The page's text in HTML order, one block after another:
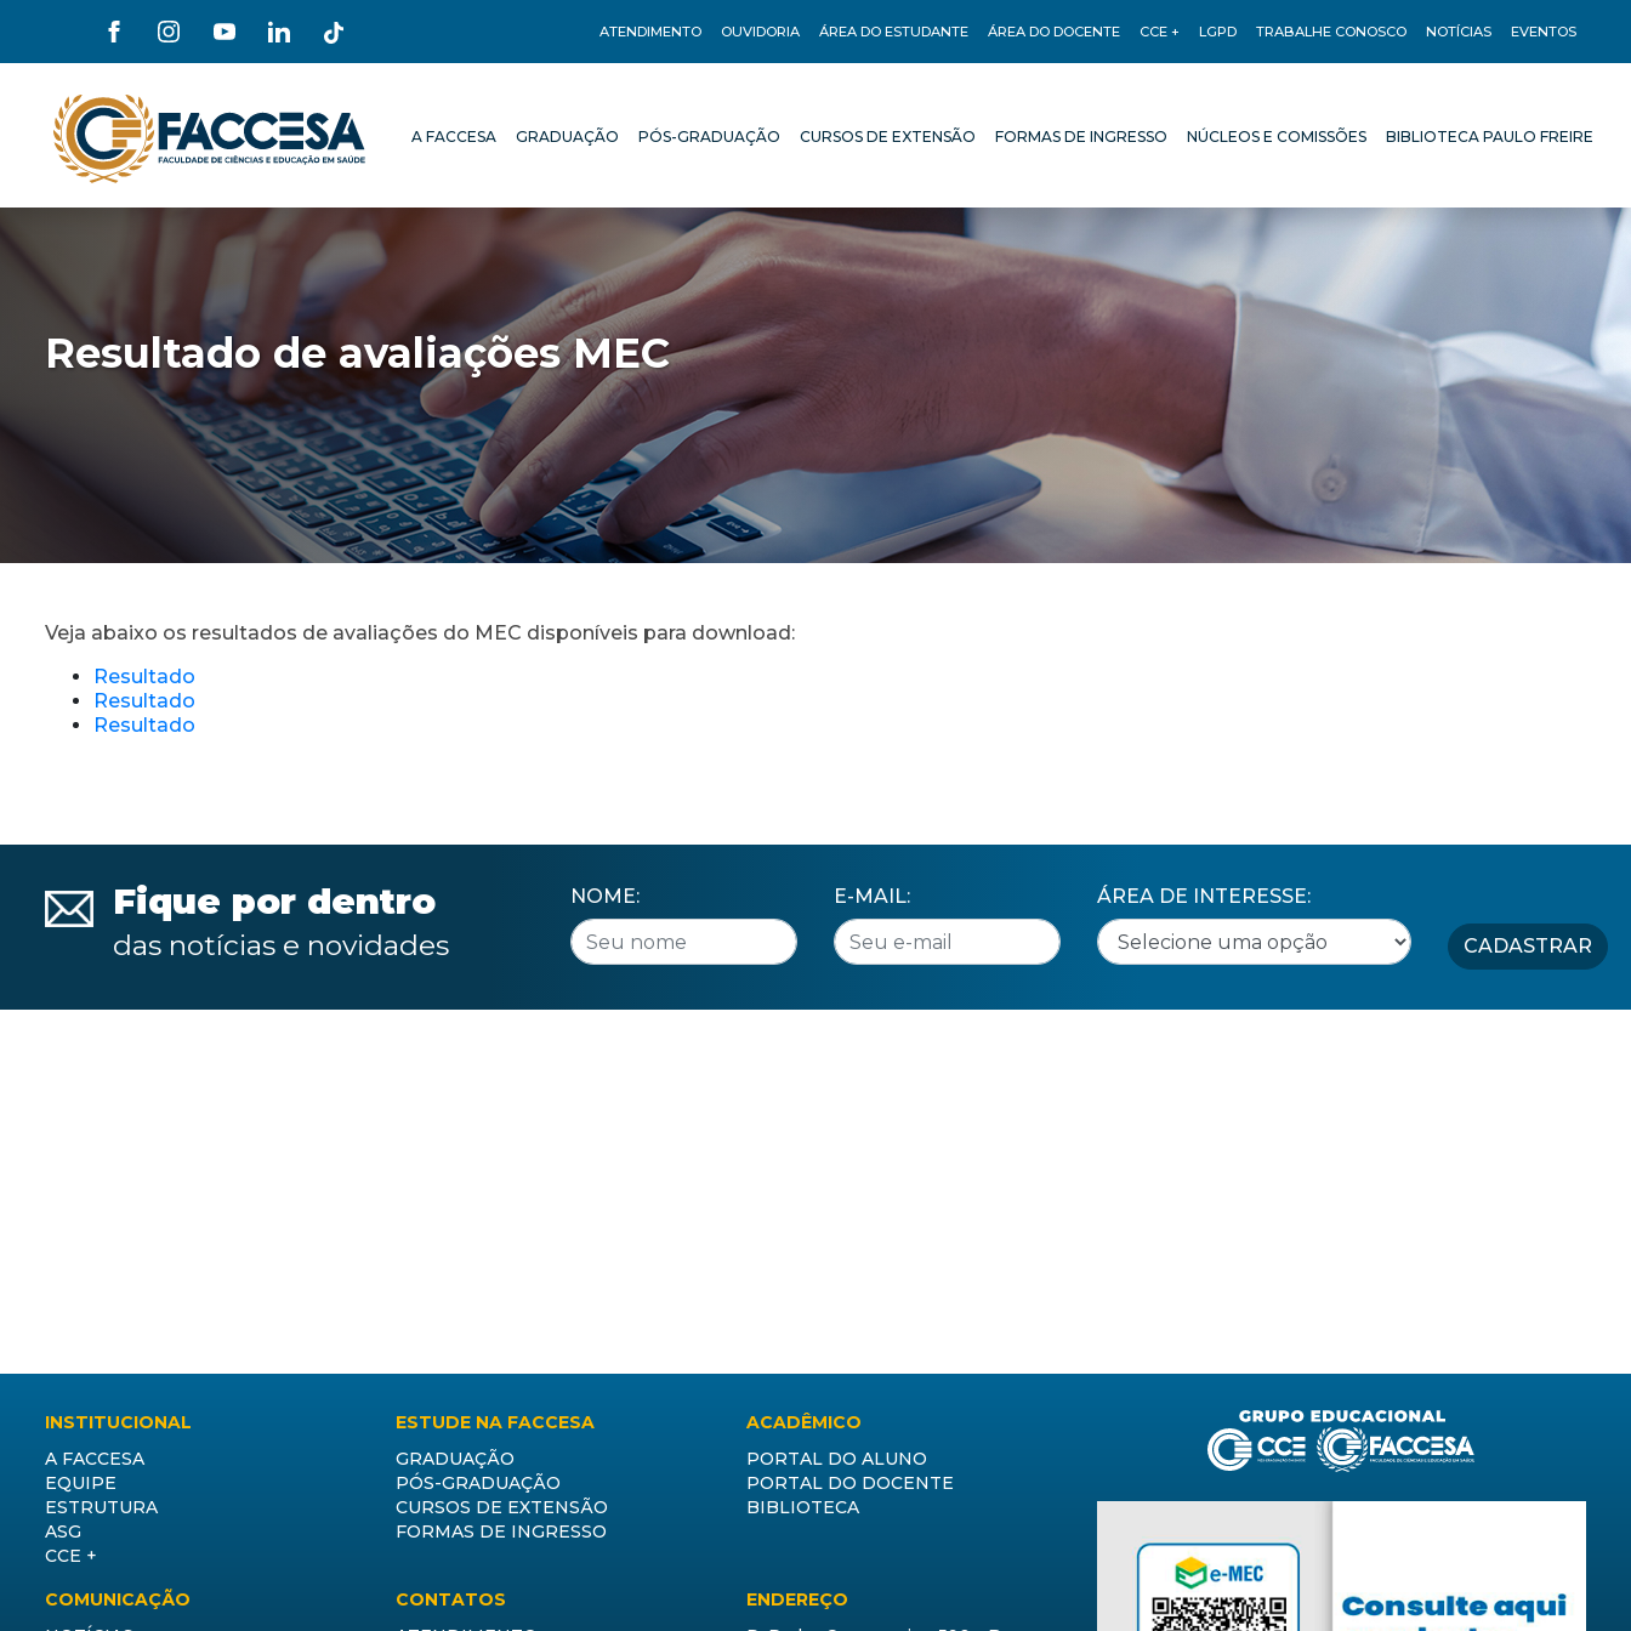
ATENDIMENTO OUVIDORIA ÁREA DO ESTUDANTE ÁREA DO DOCENTE CCE + LGPD TRABALHE CONOSCO NOTÍCIAS EVENTOS
A FACCESA
GRADUAÇÃO
PÓS-GRADUAÇÃO
CURSOS DE EXTENSÃO
FORMAS DE INGRESSO
NÚCLEOS E COMISSÕES
BIBLIOTECA PAULO FREIRE
Resultado de avaliações MEC
Veja abaixo os resultados de avaliações do MEC disponíveis para download:
Resultado
Resultado
Resultado
Fique por dentro
das notícias e novidades
NOME: E-MAIL: ÁREA DE INTERESSE:
CADASTRAR
INSTITUCIONAL
A FACCESA
EQUIPE
ESTRUTURA
ASG
CCE +
ESTUDE NA FACCESA
GRADUAÇÃO
PÓS-GRADUAÇÃO
CURSOS DE EXTENSÃO
FORMAS DE INGRESSO
ACADÊMICO
PORTAL DO ALUNO
PORTAL DO DOCENTE
BIBLIOTECA
COMUNICAÇÃO
CONTATOS
ENDEREÇO